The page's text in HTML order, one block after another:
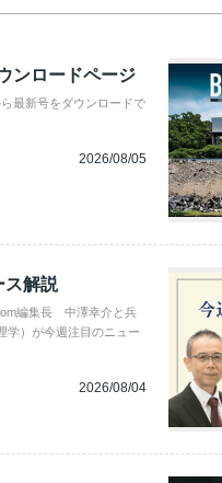
ンロードページ
最新号をダウンロードで
2026/08/05
ス解説
編集長 中澤幸介と兵
）が今週注目のニュー
2026/08/04